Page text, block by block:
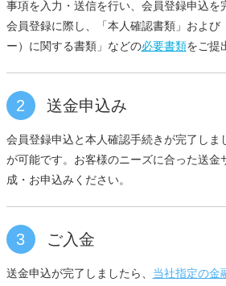
事項を入力・送信を行い、会員登録申込を
会員登録に際し、「本人確認書類」および
ー）に関する書類」などの必要書類をご提
2 送金申込み
会員登録申込と本人確認手続きが完了しま
が可能です。お客様のニーズに合った送金
成・お申込みください。
3 ご入金
送金申込が完了しましたら、 当社指定の金